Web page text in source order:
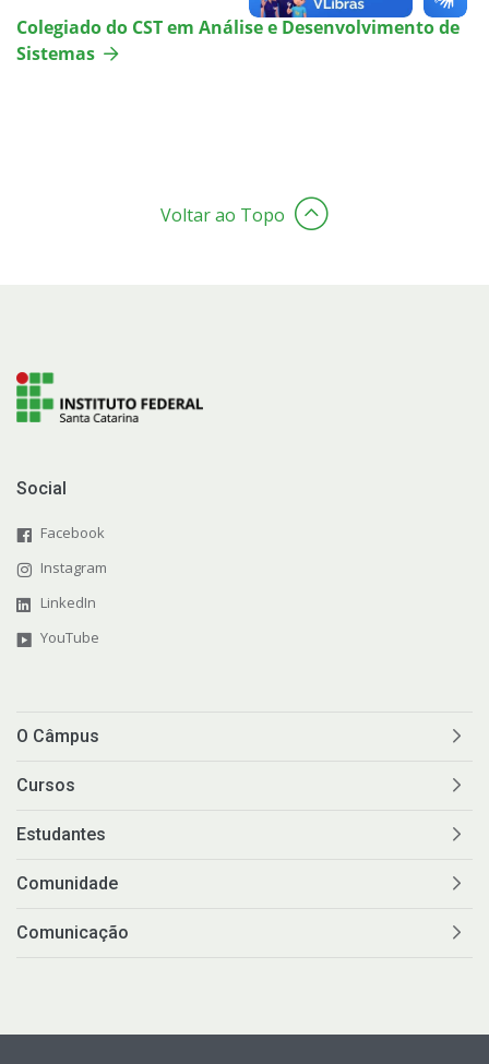
Colegiado do CST em Análise e Desenvolvimento de
Sistemas
Voltar ao Topo
Social
Facebook
Instagram
LinkedIn
YouTube
O Câmpus
Cursos
Estudantes
Comunidade
Comunicação